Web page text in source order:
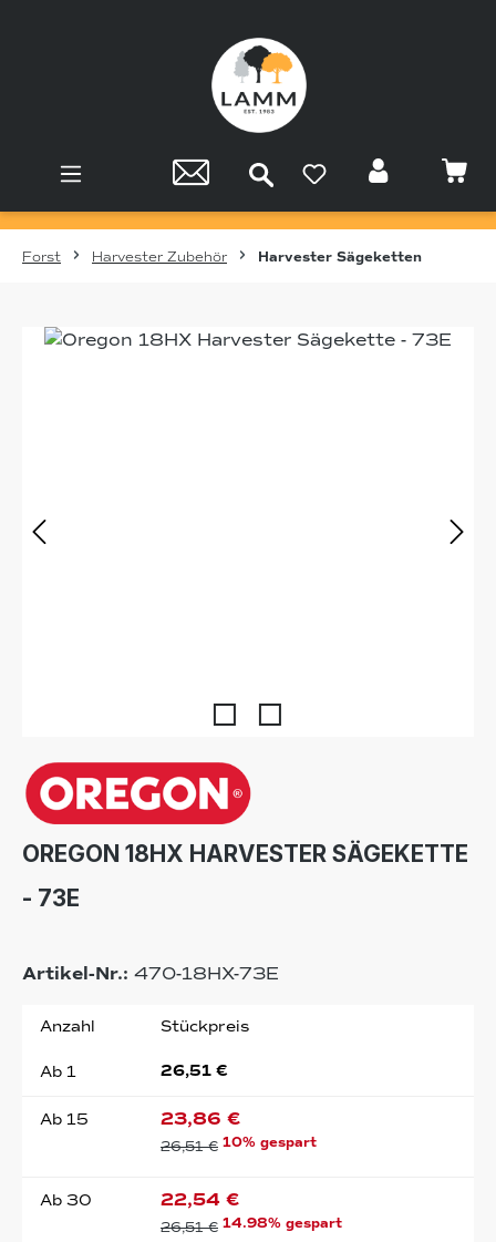
Forst Harvester Zubehör Harvester Sägeketten
Bildergalerie überspringen
OREGON 18HX HARVESTER SÄGEKETTE
- 73E
Artikel-Nr.: 470-18HX-73E
Anzahl Stückpreis
Ab 1 26,51 €
Ab 15 23,86 €
26,51 € 10% gespart
Ab 30 22,54 €
26,51 € 14.98% gespart